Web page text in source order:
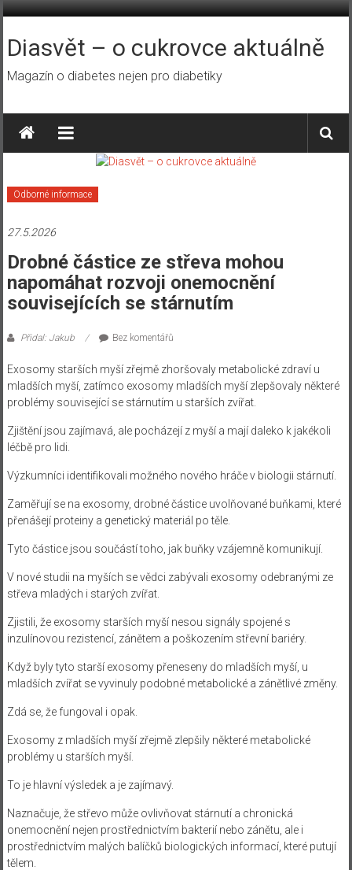
Přeskočit
obsah
Diasvět – o cukrovce aktuálně
Magazín o diabetes nejen pro diabetiky
Odborné informace
27.5.2026
Drobné částice ze střeva mohou
napomáhat rozvoji onemocnění
souvisejících se stárnutím
Přidal: Jakub Bez komentářů
Exosomy starších myší zřejmě zhoršovaly metabolické zdraví u
mladších myší, zatímco exosomy mladších myší zlepšovaly některé
problémy související se stárnutím u starších zvířat.
Zjištění jsou zajímavá, ale pocházejí z myší a mají daleko k jakékoli
léčbě pro lidi.
Výzkumníci identifikovali možného nového hráče v biologii stárnutí.
Zaměřují se na exosomy, drobné částice uvolňované buňkami, které
přenášejí proteiny a genetický materiál po těle.
Tyto částice jsou součástí toho, jak buňky vzájemně komunikují.
V nové studii na myších se vědci zabývali exosomy odebranými ze
střeva mladých i starých zvířat.
Zjistili, že exosomy starších myší nesou signály spojené s
inzulínovou rezistencí, zánětem a poškozením střevní bariéry.
Když byly tyto starší exosomy přeneseny do mladších myší, u
mladších zvířat se vyvinuly podobné metabolické a zánětlivé změny.
Zdá se, že fungoval i opak.
Exosomy z mladších myší zřejmě zlepšily některé metabolické
problémy u starších myší.
To je hlavní výsledek a je zajímavý.
Naznačuje, že střevo může ovlivňovat stárnutí a chronická
onemocnění nejen prostřednictvím bakterií nebo zánětu, ale i
prostřednictvím malých balíčků biologických informací, které putují
tělem.